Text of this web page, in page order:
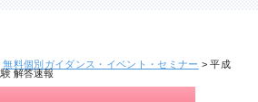
無料個別ガイダンス・イベント・セミナー >平成
解答速報